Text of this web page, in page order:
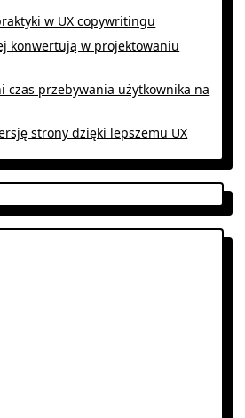
w UX copywritingu
konwertują w projektowaniu
czas przebywania użytkownika na
strony dzięki lepszemu UX